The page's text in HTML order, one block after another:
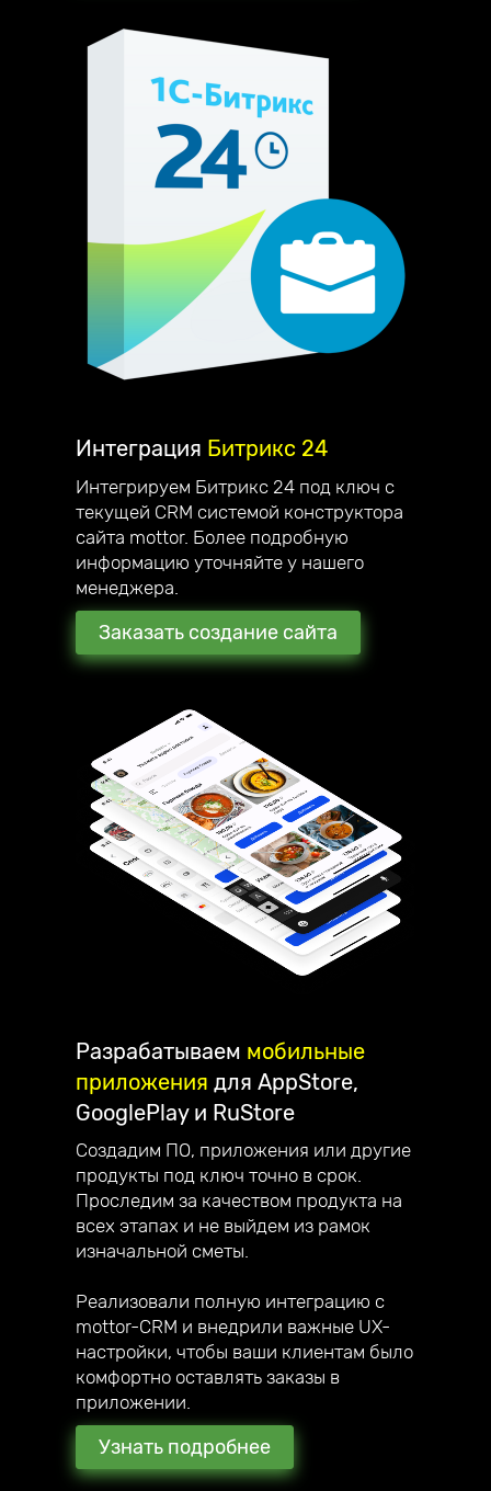
Интеграция Битрикс 24
Интегрируем Битрикс 24 под ключ с
текущей CRM системой конструктора
сайта mottor. Более подробную
информацию уточняйте у нашего
менеджера.
Заказать создание сайта
Разрабатываем мобильные
приложения для AppStore,
GooglePlay и RuStore
Создадим ПО, приложения или другие
продукты под ключ точно в срок.
Проследим за качеством продукта на
всех этапах и не выйдем из рамок
изначальной сметы.
Реализовали полную интеграцию с
mottor-CRM и внедрили важные UX-
настройки, чтобы ваши клиентам было
комфортно оставлять заказы в
приложении.
Узнать подробнее